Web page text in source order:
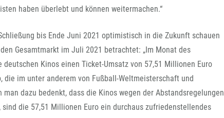
haben überlebt und können weitermachen.“
bis Ende Juni 2021 optimistisch in die Zukunft schauen
Gesamtmarkt im Juli 2021 betrachtet: „Im Monat des
Kinos einen Ticket-Umsatz von 57,51 Millionen Euro
im unter anderem von Fußball-Weltmeisterschaft und
dazu bedenkt, dass die Kinos wegen der Abstandsregelungen
die 57,51 Millionen Euro ein durchaus zufriedenstellendes